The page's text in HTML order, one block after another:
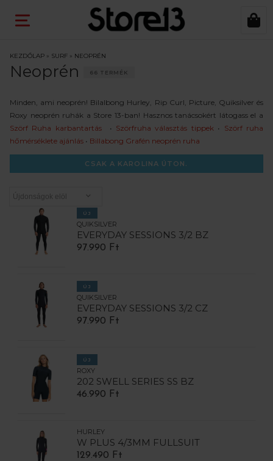
KEZDŐLAP » SURF » NEOPRÉN
Neoprén 66 TERMÉK
Minden, ami neoprén! Bilalbong Hurley, Rip Curl, Picture, Quiksilver és
Roxy neoprén ruhák a Store 13-ban! Hasznos tanácsokért látogass el a
Szörf Ruha karbantartás• Szörfruha választás tippek• Szörf ruha
hőmérséklete ajánlás • Billabong Grafén neoprén ruha
CSAK A KAROLINA ÚTON.
ÚJ
QUIKSILVER
EVERYDAY SESSIONS 3/2 BZ
97.990 Ft
ÚJ
QUIKSILVER
EVERYDAY SESSIONS 3/2 CZ
97.990 Ft
ÚJ
ROXY
202 SWELL SERIES SS BZ
46.990 Ft
HURLEY
W PLUS 4/3MM FULLSUIT
129.490 Ft